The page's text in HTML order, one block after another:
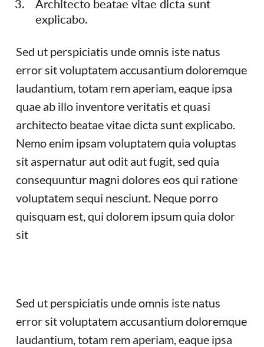
Architecto beatae vitae dicta sunt
explicabo.
Sed ut perspiciatis unde omnis iste natus
error sit voluptatem accusantium doloremque
laudantium, totam rem aperiam, eaque ipsa
quae ab illo inventore veritatis et quasi
architecto beatae vitae dicta sunt explicabo.
Nemo enim ipsam voluptatem quia voluptas
sit aspernatur aut odit aut fugit, sed quia
consequuntur magni dolores eos qui ratione
voluptatem sequi nesciunt. Neque porro
quisquam est, qui dolorem ipsum quia dolor
sit
Sed ut perspiciatis unde omnis iste natus
error sit voluptatem accusantium doloremque
laudantium, totam rem aperiam, eaque ipsa